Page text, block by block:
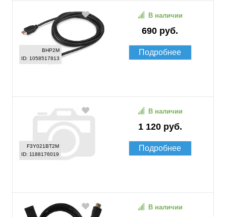
BHP2M
ID: 1058517813
690 руб.
В наличии
Подробнее
F3Y021BT2M
ID: 1188176019
1 120 руб.
В наличии
Подробнее
В наличии